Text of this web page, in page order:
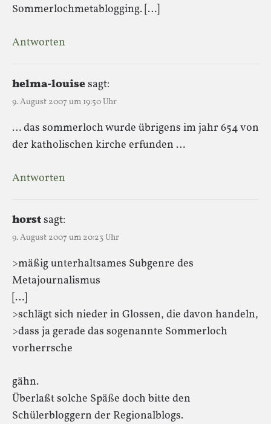
Sommerlochmetablogging. […]
Antworten
helma-louisesagt:
9. August 2007 um 19:50 Uhr
… das sommerloch wurde übrigens im jahr 654 von
der katholischen kirche erfunden …
Antworten
horstsagt:
9. August 2007 um 20:23 Uhr
>mäßig unterhaltsames Subgenre des
Metajournalismus
[…]
>schlägt sich nieder in Glossen, die davon handeln,
>dass ja gerade das sogenannte Sommerloch
vorherrsche
gähn.
Überlaßt solche Späße doch bitte den
Schülerbloggern der Regionalblogs.